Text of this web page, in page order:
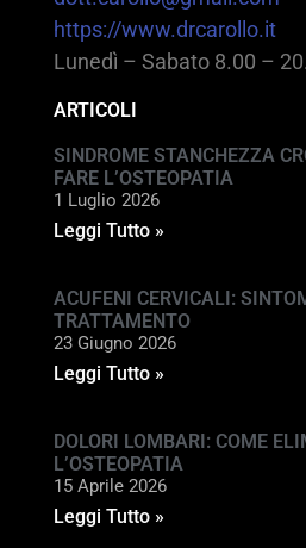
https://www.drcarollo.it
Lunedì – Sabato 8.00 –
ARTICOLI
SINDROME STANCHEZZA
FARE L’OSTEOPATIA
1 Luglio 2026
Leggi Tutto »
ACUFENI CERVICALI:
TRATTAMENTO
23 Giugno 2026
Leggi Tutto »
DOLORI LOMBARI: COME
L’OSTEOPATIA
15 Aprile 2026
Leggi Tutto »